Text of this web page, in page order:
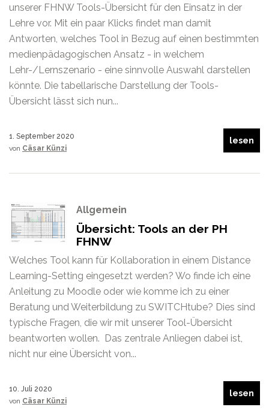
unserer FHNW Tools-Übersicht für den Einsatz in der
Lehre vor. Mit ein paar Klicks findet man damit
Antworten, welches Tool in Bezug auf einen bestimmten
medienpädagogischen Ansatz - in welchem
Lehr-/Lernszenario - eine sinnvolle Auswahl darstellen
könnte. Die tabellarische Darstellung der Tools-
Übersicht lässt sich nun...
1. September 2020
von Cäsar Künzi
lesen
Allgemein
Übersicht: Tools an der PH
FHNW
Welches Tool kann für Kollaboration in einem Distance
Learning-Setting eingesetzt werden? Wo finde ich eine
Anleitung zu Moodle oder wie komme ich zu einer
Beratung und Weiterbildung zu SWITCHtube? Dies sind
typische Fragen, die wir mit unserer Tool-Übersicht
beantworten wollen. Das zentrale Anliegen dabei ist,
nicht nur eine Übersicht von...
10. Juli 2020
von Cäsar Künzi
lesen